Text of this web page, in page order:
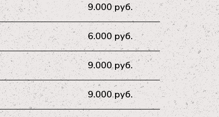
9.000 руб.
6.000 руб.
9.000 руб.
9.000 руб.